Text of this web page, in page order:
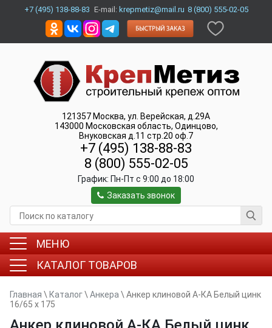
+7 (495) 138-88-83 E-mail: krepmetiz@mail.ru 8 (800) 555-02-05
121357 Москва, ул. Верейская, д.29А
143000 Московская область, Одинцово,
Внуковская д.11 стр.20 оф.7
+7 (495) 138-88-83
8 (800) 555-02-05
График: Пн-Пт c 9:00 до 18:00
Заказать звонок
МЕНЮ
КАТАЛОГ ТОВАРОВ
Главная \ Каталог\ Анкера \ Анкер клиновой А-КА Белый цинк
16/65 x 175